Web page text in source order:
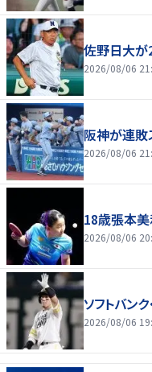
佐野日大が
2026/08/06
阪神が連敗
2026/08/06
18歳張本
2026/08/06
ソフトバン
2026/08/06